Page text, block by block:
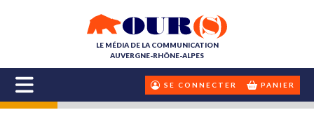
LE MÉDIA DE LA COMMUNICATION
AUVERGNE-RHÔNE-ALPES
SE CONNECTER PANIER